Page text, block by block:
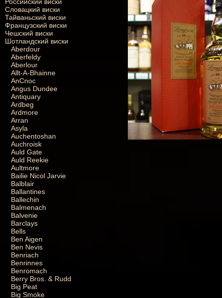
Словацкий виски
Тайваньский виски
Французский виски
Чешский виски
Шотландский виски
Aberdour
Aberfeldy
Aberlour
Allt-A-Bhainne
AnCnoc
Angus Dundee
Antiquary
Ardbeg
Ardmore
Arran
Asyla
Auchentoshan
Auchroisk
Auld Gate
Auld Reekie
Aultmore
Bailie Nicol Jarvie
Balblair
Ballantines
Ballechin
Balmenach
Balvenie
Barclays
Bells
Ben Aigen
Ben Nevis
Benriach
Benrinnes
Benromach
Berry Bros. & Rudd
Big Peat
Big Smoke